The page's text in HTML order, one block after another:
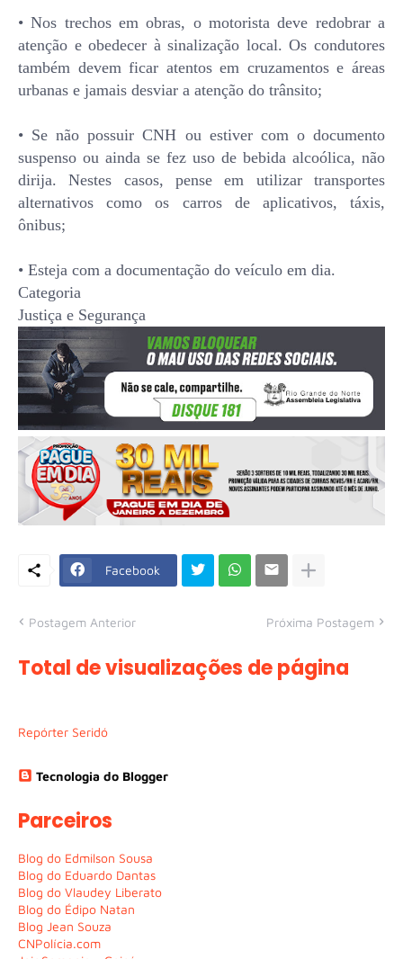
• Nos trechos em obras, o motorista deve redobrar a
atenção e obedecer à sinalização local. Os condutores
também devem ficar atentos em cruzamentos e áreas
urbanas e jamais desviar a atenção do trânsito;
• Se não possuir CNH ou estiver com o documento
suspenso ou ainda se fez uso de bebida alcoólica, não
dirija. Nestes casos, pense em utilizar transportes
alternativos como os carros de aplicativos, táxis,
ônibus;
• Esteja com a documentação do veículo em dia.
Categoria
Justiça e Segurança
Facebook
Postagem Anterior Próxima Postagem
Total de visualizações de página
Repórter Seridó
Tecnologia do Blogger
Parceiros
Blog do Edmilson Sousa
Blog do Eduardo Dantas
Blog do Vlaudey Liberato
Blog do Édipo Natan
Blog Jean Souza
CNPolícia.com